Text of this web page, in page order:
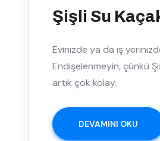
Şişli Su
Evinizde ya da iş
Endişelenmeyin, çünkü
artık çok kolay.
DEVAMINI OKU